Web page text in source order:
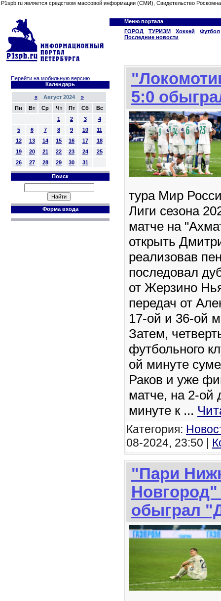
P1spb.ru является средством массовой информации (СМИ), Свидетельство
Меню портала
ГОРОД
ТУРИЗМ Хоккей
Футбол
Последние новости
Перейти на мобильную версию
Календарь
«Август 2024 »
Пн
Вт Ср Чт Пт Сб
Вс
1
2 3
4
5
6 7 8 9 10
11
12
13 14 15 16 17
18
19
20 21 22 23 24
25
26
27 28 29 30 31
Поиск
Форма входа
5:0
тура Мир
Лиги сезона
матче на
открыть
реализовав
последовал
от Жерзино
передач от
17-ой и 36-ой
Затем,
футбольного
ой минуте
Раков и уже
матче, на 2-ой
минуте к ...
Категория:
08-2024, 23:50 |
"Пари
Новгород"
обыграл